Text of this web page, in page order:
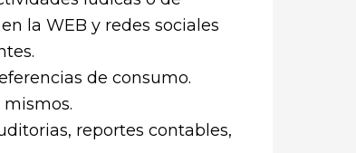
la WEB y redes sociales
de consumo.
reportes contables,